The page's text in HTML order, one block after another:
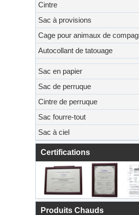
Cintre
Sac à provisions
Cage pour animaux de
Autocollant de tatouage
Sac en papier
Sac de perruque
Cintre de perruque
Sac fourre-tout
Sac à ciel
Certifications
Produits Chauds